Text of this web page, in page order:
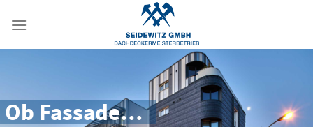
Ob Fassade…